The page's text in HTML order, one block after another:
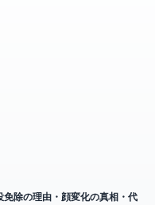
除の理由・顔変化の真相・代